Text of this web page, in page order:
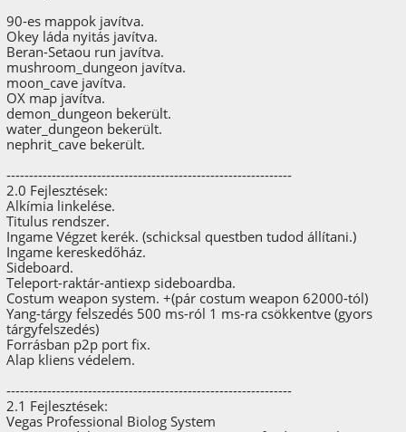
90-es mappok javítva.
Okey láda nyitás javítva.
Beran-Setaou run javítva.
mushroom_dungeon javítva.
moon_cave javítva.
OX map javítva.
demon_dungeon bekerült.
water_dungeon bekerült.
nephrit_cave bekerült.
---------------------------------------------------------------
2.0 Fejlesztések:
Alkímia linkelése.
Titulus rendszer.
Ingame Végzet kerék. (schicksal questben tudod állítani.)
Ingame kereskedőház.
Sideboard.
Teleport-raktár-antiexp sideboardba.
Costum weapon system. +(pár costum weapon 62000-tól)
Yang-tárgy felszedés 500 ms-ról 1 ms-ra csökkentve (gyors
tárgyfelszedés)
Forrásban p2p port fix.
Alap kliens védelem.
---------------------------------------------------------------
2.1 Fejlesztések:
Vegas Professional Biolog System